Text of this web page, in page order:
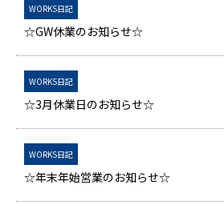
WORKS日記
☆GW休業のお知らせ☆
WORKS日記
☆3月休業日のお知らせ☆
WORKS日記
☆年末年始営業のお知らせ☆